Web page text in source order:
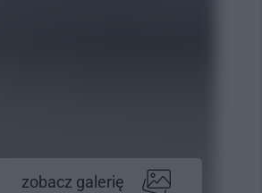
zobacz galerię